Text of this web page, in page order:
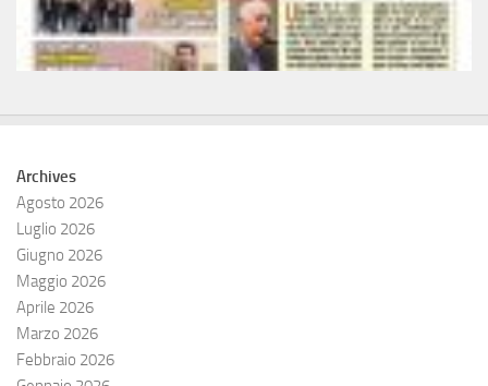
Archives
Agosto 2026
Luglio 2026
Giugno 2026
Maggio 2026
Aprile 2026
Marzo 2026
Febbraio 2026